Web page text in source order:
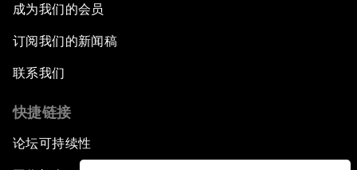
成为我们的会员
订阅我们的新闻稿
联系我们
快捷链接
论坛可持续性